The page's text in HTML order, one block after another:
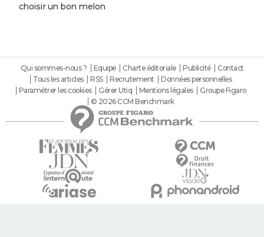
choisir un bon melon
Qui sommes-nous ? Equipe Charte éditoriale Publicité
Contact
Tous les articles
RSS Recrutement
Données personnelles
Paramétrer les cookies
Gérer Utiq Mentions légales
Groupe Figaro
© 2026 CCM Benchmark